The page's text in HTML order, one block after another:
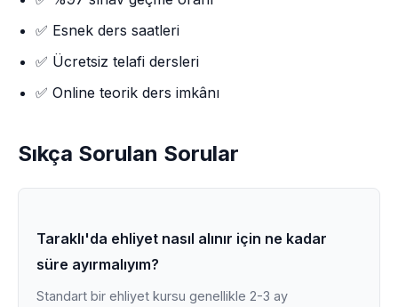
✅ Esnek ders saatleri
✅ Ücretsiz telafi dersleri
✅ Online teorik ders imkânı
Sıkça Sorulan Sorular
Taraklı'da ehliyet nasıl alınır için ne kadar
süre ayırmalıyım?
Standart bir ehliyet kursu genellikle 2-3 ay